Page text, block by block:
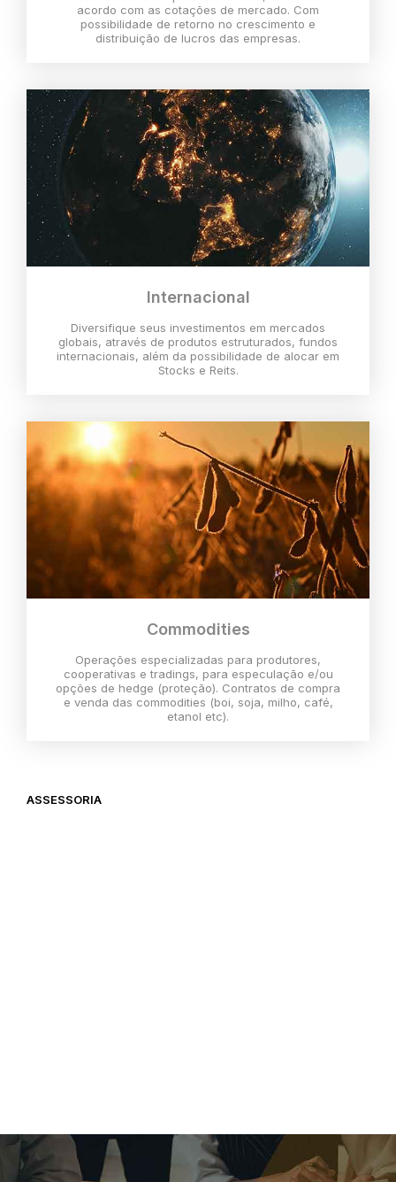
acordo com as cotações de mercado. Com
possibilidade de retorno no crescimento e
distribuição de lucros das empresas.
Internacional
Diversifique seus investimentos em mercados
globais, através de produtos estruturados, fundos
internacionais, além da possibilidade de alocar em
Stocks e Reits.
Commodities
Operações especializadas para produtores,
cooperativas e tradings, para especulação e/ou
opções de hedge (proteção). Contratos de compra
e venda das commodities (boi, soja, milho, café,
etanol etc).
ASSESSORIA